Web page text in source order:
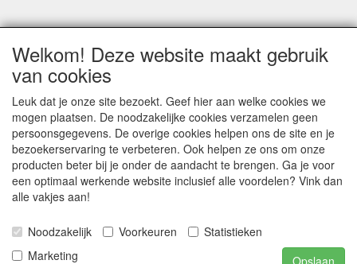
Voorwaarden
BIJ BESTELLINGEN ONDER DE € 125,00 EXCLUSIEF BTW
BRENGEN WIJ IN NEDERLAND € 5,87 VERZENDKOSTEN
IN REKENING (BELGIË € 9,09). VERZENDKOSTEN
WORDEN VERWIJDERD BIJ BESTELLING BOVEN DE €
125,00 EXCL. BTW
Producten die speciaal besteld moeten worden kunnen
Als gevolg van de continue fluctuerende prijzen van de
grondstoffen kan het zijn dat prijsinformatie niet correct
Welkom! Deze website maakt gebruik
van cookies
Leuk dat je onze site bezoekt. Geef hier aan welke cookies we
mogen plaatsen. De noodzakelijke cookies verzamelen geen
persoonsgegevens. De overige cookies helpen ons de site en je
bezoekerservaring te verbeteren. Ook helpen ze ons om onze
producten beter bij je onder de aandacht te brengen. Ga je voor
een optimaal werkende website inclusief alle voordelen? Vink dan
alle vakjes aan!
Noodzakelijk Voorkeuren
Statistieken
Marketing
Opslaan